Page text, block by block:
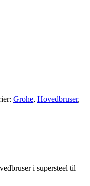
Grohe, Hovedbruser,
i supersteel til